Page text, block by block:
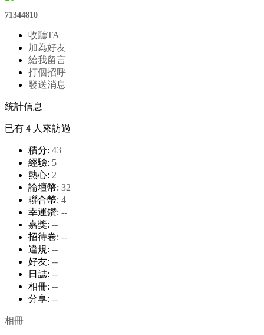
71344810
收聽TA
加為好友
給我留言
打個招呼
發送消息
統計信息
已有 4 人來訪過
積分: 43
經驗: 5
熱心: 2
論壇幣: 32
聯合幣: 4
幸運鑽: --
嘉獎: --
招待卷: --
違規: --
好友: --
日誌: --
相冊: --
分享: --
相冊